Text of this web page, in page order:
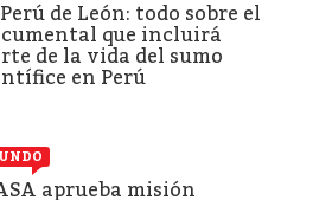
de León: todo sobre el
que incluirá
de la vida del sumo
en Perú
aprueba misión